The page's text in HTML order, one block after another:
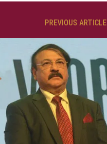
PREVIOUS ARTICLE